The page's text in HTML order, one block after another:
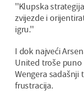
''Klupska
zvijezde i
igru.''
I dok najveći
United troše puno
Wengera sadašnji
frustracija.